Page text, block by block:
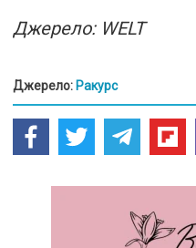
Джерело: WELT
Джерело: Ракурс